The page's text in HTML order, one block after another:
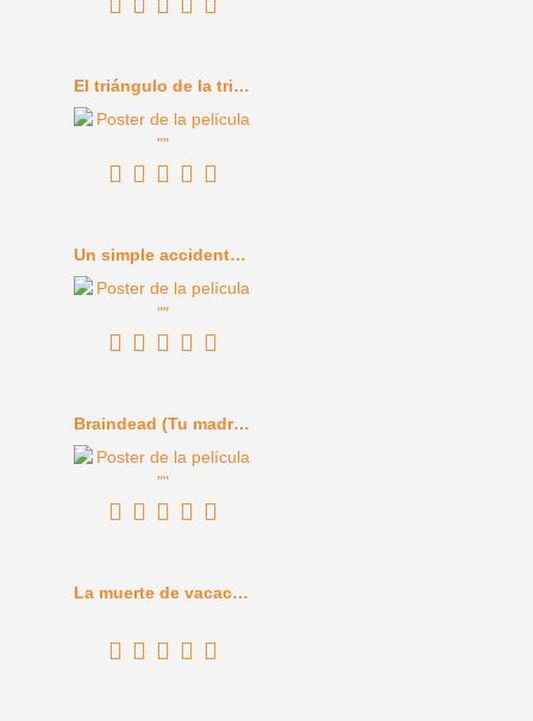
El triángulo de la tristeza (2022)
Un simple accidente (2025)
Braindead (Tu madre se ha comido a mi perro) (1992)
La muerte de vacaciones (1934)